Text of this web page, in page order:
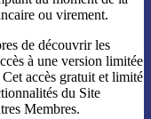
ou virement.
de découvrir les
à une version limitée
accès gratuit et limité
du Site
Membres.